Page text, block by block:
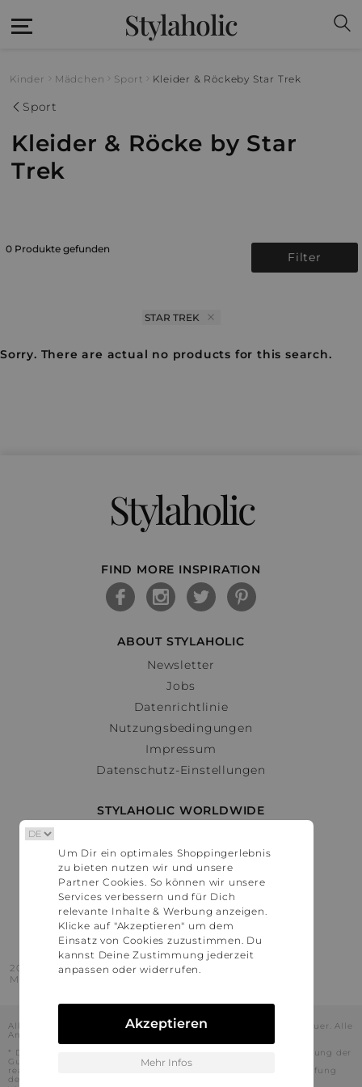
Stylaholic
Kinder Mädchen Sport Kleider & Röckeby Star Trek
Sport
Kleider & Röcke by Star
Trek
0 Produkte gefunden
Filter
STAR TREK
Sorry. There are actual no products for this search.
Stylaholic
FIND MORE INSPIRATION
ABOUT STYLAHOLIC
Newsletter
Jobs
Datenrichtlinie
Nutzungsbedingungen
Impressum
Datenschutz-Einstellungen
STYLAHOLIC WORLDWIDE
Österreich
Schweiz
France
United States
2016 - 2026 © Stylaholic.
Made for you with love in munich.
Alle Preise inkl. der jeweils geltenden gesetzlichen Mehrwertsteuer. Alle
Angaben ohne Gewähr.
* Die angezeigten Preise beinhalten Rabatte, die durch die Nutzung der
Gutschein-Codes auf den Seiten unserer Partner voraussichtlich
realisiert werden können. Stylaholic führt keine vollständige Prüfung
der Gutschein-Codes durch und es kann daher in Einzelfällen
Um Dir ein optimales Shoppingerlebnis
zu bieten nutzen wir und unsere
Partner Cookies. So können wir unsere
Services verbessern und für Dich
relevante Inhalte & Werbung anzeigen.
Klicke auf "Akzeptieren" um dem
Einsatz von Cookies zuzustimmen. Du
kannst Deine Zustimmung jederzeit
anpassen oder widerrufen.
Akzeptieren
Mehr Infos